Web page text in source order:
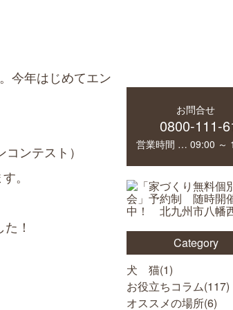
今年はじめてエン
ンテスト）
。
！
お問合せ
0800-111-
営業時間 … 09:00 ～
Category
犬 猫(1)
お役立ちコラム(117)
オススメの場所(6)